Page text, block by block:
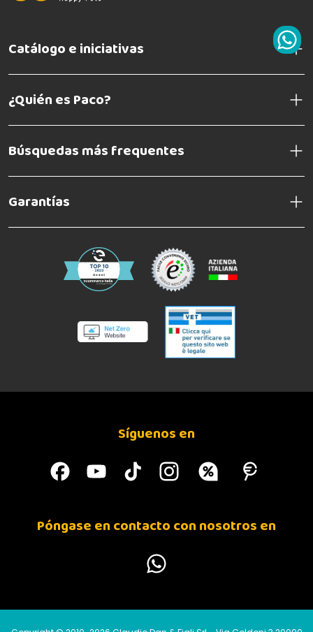
Catálogo e iniciativas
¿Quién es Paco?
Búsquedas más frequentes
Garantías
Síguenos en
Póngase en contacto con nosotros en